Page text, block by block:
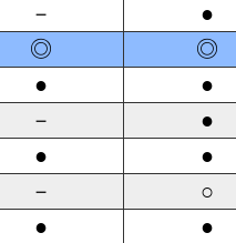
－ ●
◎ ◎
● ●
－ ●
● ●
－ ○
● ●